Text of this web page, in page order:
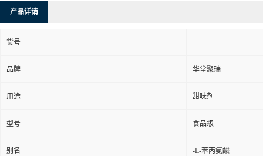
产品详请
货号
品牌 华堂聚瑞
用途 甜味剂
型号 食品级
别名 -L-苯丙氨酸